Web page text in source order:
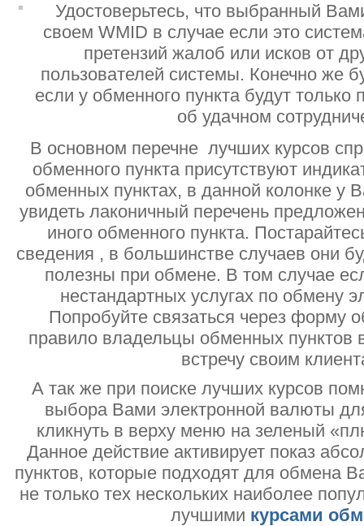
Удостоверьтесь, что выбранный
своем WMID в случае если это
претензий жалоб или исков от
пользователей системы. Конечно же
если у обменного пункта будут
об удачном
В основном перечне лучших курсов
обменного пункта присутствуют
обменных пунктах, в данной колонке у
увидеть лаконичный перечень
иного обменного пункта.
сведения , в большинстве случаев они
полезны при обмене. В том случае
нестандартных услугах по обмену
Попробуйте связаться через форму
правило владельцы обменных пунктов
встречу своим
А так же при поиске лучших курсов
выбора Вами электронной валюты
кликнуть в верху меню на зеленый
Данное действие активирует показ
пунктов, которые подходят для обмена
не только тех нескольких наиболее
лучшими курсами